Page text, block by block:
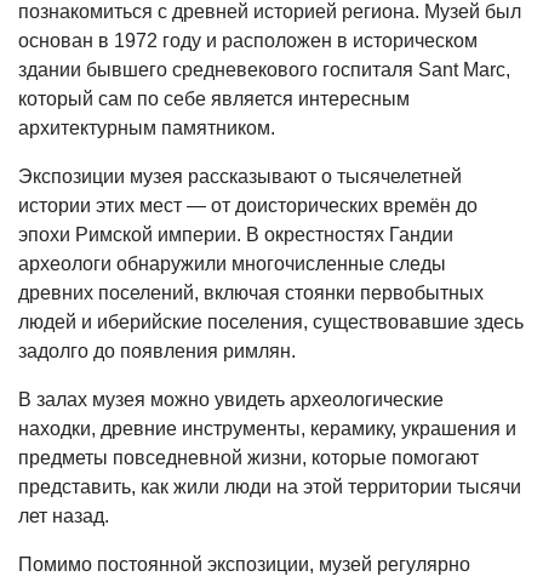
познакомиться с древней историей региона. Музей был
основан в 1972 году и расположен в историческом
здании бывшего средневекового госпиталя Sant Marc,
который сам по себе является интересным
архитектурным памятником.
Экспозиции музея рассказывают о тысячелетней
истории этих мест — от доисторических времён до
эпохи Римской империи. В окрестностях Гандии
археологи обнаружили многочисленные следы
древних поселений, включая стоянки первобытных
людей и иберийские поселения, существовавшие здесь
задолго до появления римлян.
В залах музея можно увидеть археологические
находки, древние инструменты, керамику, украшения и
предметы повседневной жизни, которые помогают
представить, как жили люди на этой территории тысячи
лет назад.
Помимо постоянной экспозиции, музей регулярно